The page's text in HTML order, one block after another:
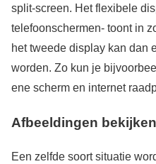
split-screen. Het flexibele
telefoonschermen- toont in
het tweede display kan dan
worden. Zo kun je
ene scherm en internet
Afbeeldingen
Een zelfde soort situatie